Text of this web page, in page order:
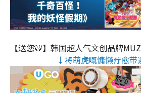
【送您🐯】韩国超人气文创品牌
↓将萌虎嘅慵懒疗愈带